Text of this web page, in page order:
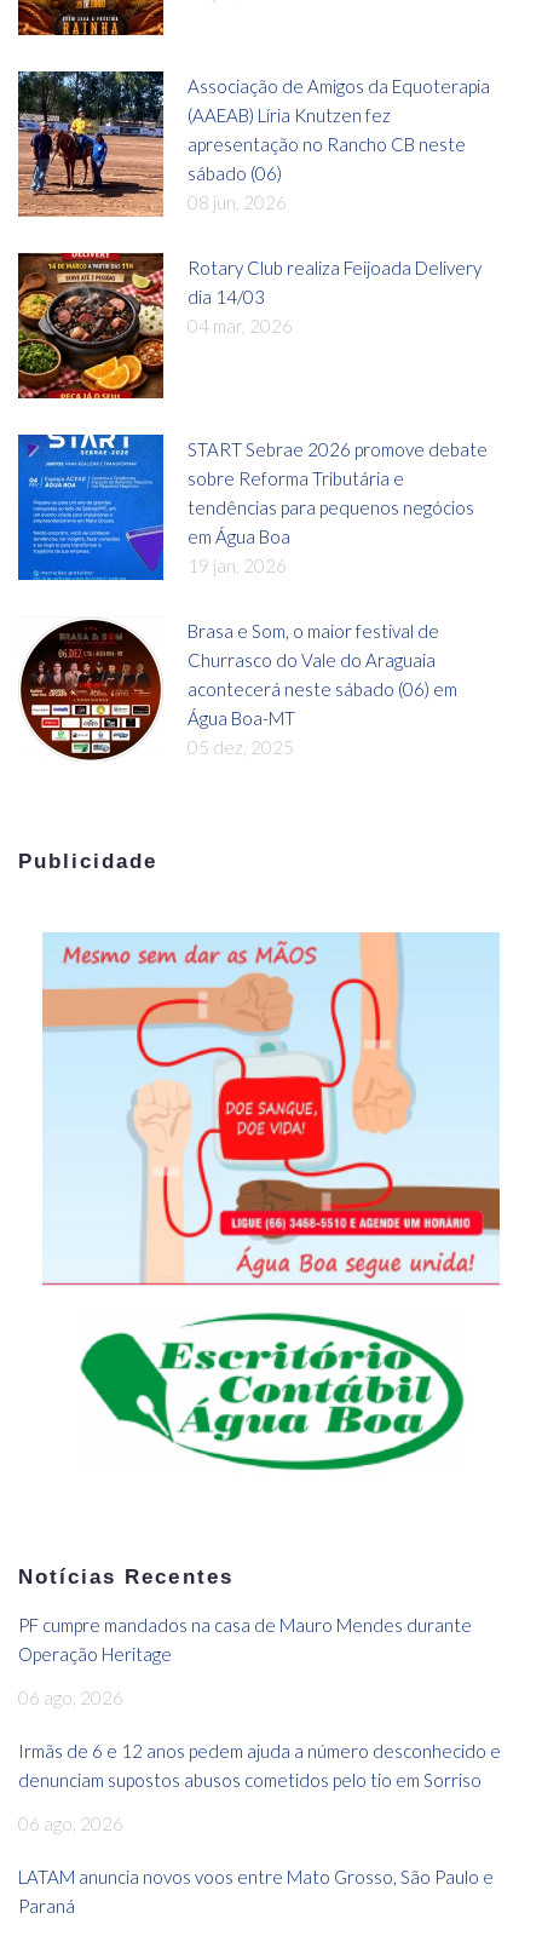
Associação de Amigos da Equoterapia
(AAEAB) Líria Knutzen fez
apresentação no Rancho CB neste
sábado (06)
08 jun, 2026
Rotary Club realiza Feijoada Delivery
dia 14/03
04 mar, 2026
START Sebrae 2026 promove debate
sobre Reforma Tributária e
tendências para pequenos negócios
em Água Boa
19 jan, 2026
Brasa e Som, o maior festival de
Churrasco do Vale do Araguaia
acontecerá neste sábado (06) em
Água Boa-MT
05 dez, 2025
Publicidade
Notícias Recentes
PF cumpre mandados na casa de Mauro Mendes durante
Operação Heritage
06 ago, 2026
Irmãs de 6 e 12 anos pedem ajuda a número desconhecido e
denunciam supostos abusos cometidos pelo tio em Sorriso
06 ago, 2026
LATAM anuncia novos voos entre Mato Grosso, São Paulo e
Paraná